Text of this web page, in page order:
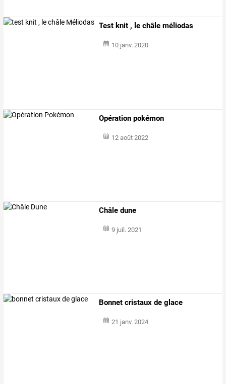
Test knit , le châle méliodas
10 janv. 2020
Opération pokémon
12 août 2022
Châle dune
9 juil. 2021
Bonnet cristaux de glace
21 janv. 2024